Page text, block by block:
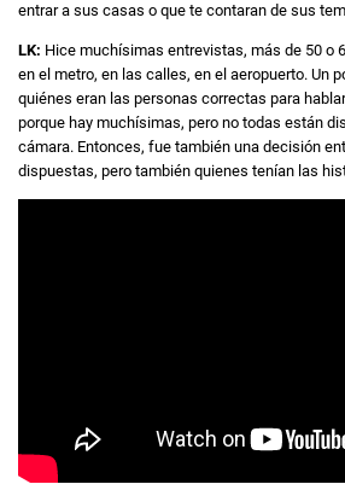
entrar a sus casas o que te contaran de sus
LK: Hice muchísimas entrevistas, más de 50 o
en el metro, en las calles, en el aeropuerto. Un
quiénes eran las personas correctas para
porque hay muchísimas, pero no todas están
cámara. Entonces, fue también una decisión
dispuestas, pero también quienes tenían las